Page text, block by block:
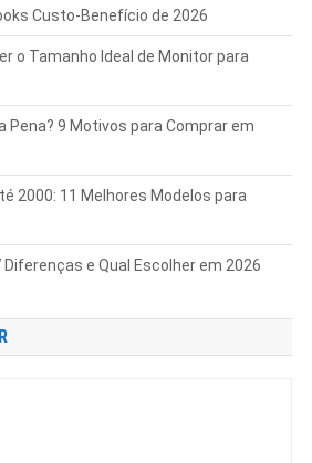
Custo-Benefício de 2026
o Tamanho Ideal de Monitor para
Pena? 9 Motivos para Comprar em
2000: 11 Melhores Modelos para
Diferenças e Qual Escolher em 2026